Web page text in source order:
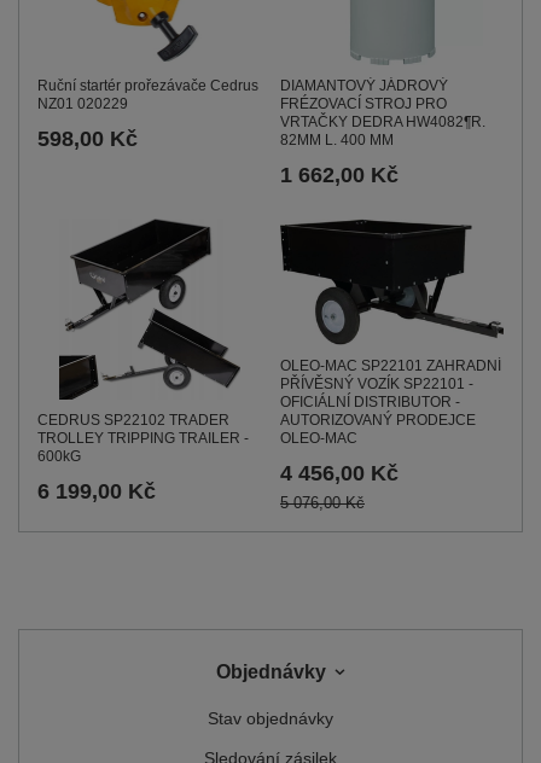
Ruční startér prořezávače Cedrus
NZ01 020229
598,00 Kč
DIAMANTOVÝ JÁDROVÝ
FRÉZOVACÍ STROJ PRO
VRTAČKY DEDRA HW4082¶R.
82MM L. 400 MM
1 662,00 Kč
CEDRUS SP22102 TRADER
TROLLEY TRIPPING TRAILER -
600kG
6 199,00 Kč
OLEO-MAC SP22101 ZAHRADNÍ
PŘÍVĚSNÝ VOZÍK SP22101 -
OFICIÁLNÍ DISTRIBUTOR -
AUTORIZOVANÝ PRODEJCE
OLEO-MAC
4 456,00 Kč
5 076,00 Kč
Objednávky
Stav objednávky
Sledování zásilek